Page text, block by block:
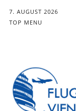
7. AUGUST 2026
TOP MENU